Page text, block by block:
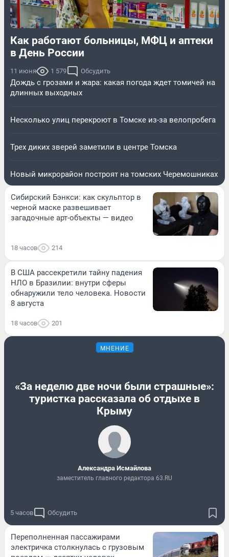
Как работают больницы, МФЦ и аптеки
в День России
11 июня 1 579 Обсудить
Дождь с грозами и жара: какая погода ждет томичей на
длинных выходных
Несколько улиц перекроют в Томске из-за велопробега
Трех диких зверей заметили в центре Томска
Новый микрорайон построят на томских Черемошниках
Сибирский Бэнкси: как скульптор в
черной маске развешивает
загадочные арт-объекты — видео
18 часов 214
В США рассекретили тайну падения
НЛО в Бразилии: внутри сферы
обнаружили тело человека. Новости
8 августа
18 часов 201
МНЕНИЕ
«За неделю две ночи были страшные»:
туристка рассказала об отдыхе в
Крыму
Александра Исмайлова
заместитель главного редактора 63.RU
5 часов Обсудить
Переполненная пассажирами
электричка столкнулась с грузовым